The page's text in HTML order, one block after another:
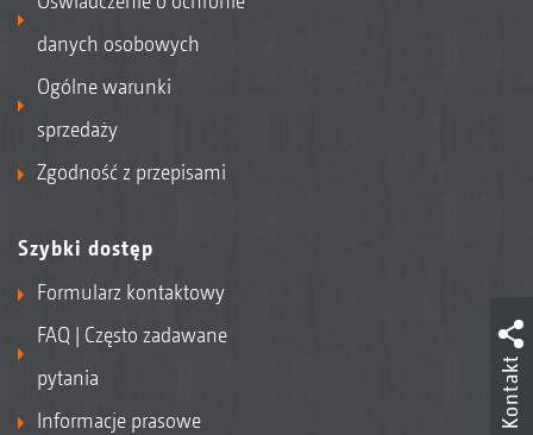
danych osobowych
Ogólne warunki
sprzedaży
Zgodność z przepisami
Szybki dostęp
Formularz kontaktowy
FAQ | Często zadawane
pytania
Informacje prasowe
Kontakt